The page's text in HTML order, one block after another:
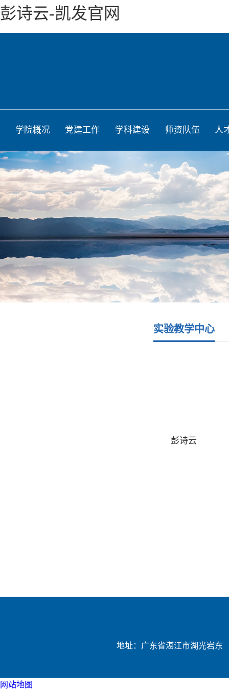
彭诗云-凯发官网
学院概况 党建工作 学科建设 师资队伍 人
实验教学中心
彭诗云
地址：广东省湛江市湖光岩东
网站地图